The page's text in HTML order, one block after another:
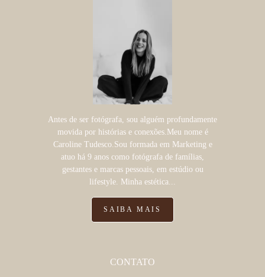
Antes de ser fotógrafa, sou alguém profundamente
movida por histórias e conexões.Meu nome é
Caroline Tudesco.Sou formada em Marketing e
atuo há 9 anos como fotógrafa de famílias,
gestantes e marcas pessoais, em estúdio ou
lifestyle. Minha estética...
SAIBA MAIS
CONTATO